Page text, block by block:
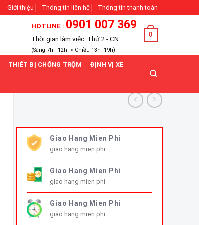
Giới thiệu Thông tin liên hệ Thông tin thanh toán
HOTLINE : 0901 007 369
Thời gian làm việc: Thứ 2 - CN
(Sáng 7h - 12h -> Chiều 13h -19h)
0
THIẾT BỊ CHỐNG TRỘM ĐỊNH VỊ XE
Giao Hang Mien Phi
giao hang mien phi
Giao Hang Mien Phi
giao hang mien phi
Giao Hang Mien Phi
giao hang mien phi